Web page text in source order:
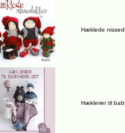
Hæklede
Hæklerier til